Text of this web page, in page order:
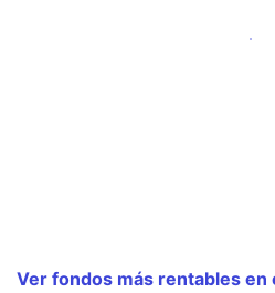
Ver fondos más rentables en